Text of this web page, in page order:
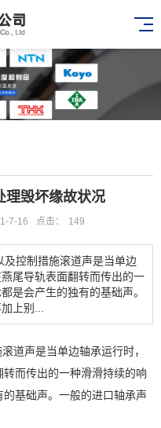
理毁坏缘故状况
7-16 点击： 149
控制措施滚道声是当单边
尾导轨表面翻转而传出的一
是会产生的独有的基础声。
上别...
道声是当单边轴承运行时，
而传出的一种滑滑持续的响
基础声。一般的进口轴承声